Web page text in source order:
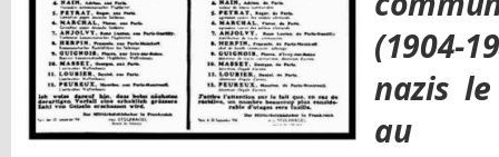
(1904-
nazis
au